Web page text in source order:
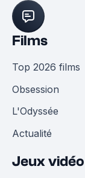
Films
Top 2026 films
Obsession
L'Odyssée
Actualité
Jeux vidéo